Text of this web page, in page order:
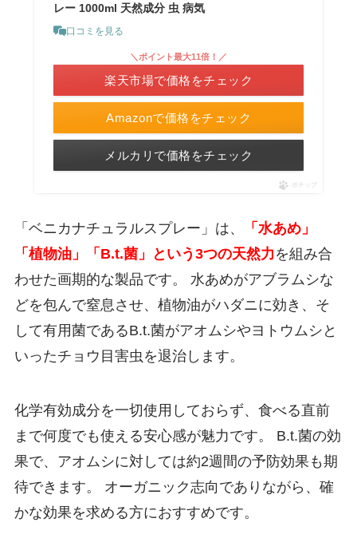
レー 1000ml 天然成分 虫 病気
口コミを見る
Amazonで価格をチェック
＼ポイント最大11倍！／
楽天市場で価格をチェック
メルカリで価格をチェック
ポチップ
「ベニカナチュラルスプレー」は、
「水あめ」
「植物油」「B.t.菌」という3つの天然力 を組み合
わせた画期的な製品です。 水あめがアブラムシな
どを包んで窒息させ、植物油がハダニに効き、そ
して有用菌であるB.t.菌がアオムシやヨトウムシと
いったチョウ目害虫を退治します。
化学有効成分を一切使用しておらず、食べる直前
まで何度でも使える安心感が魅力です。 B.t.菌の効
果で、アオムシに対しては約2週間の予防効果も期
待できます。 オーガニック志向でありながら、確
かな効果を求める方におすすめです。